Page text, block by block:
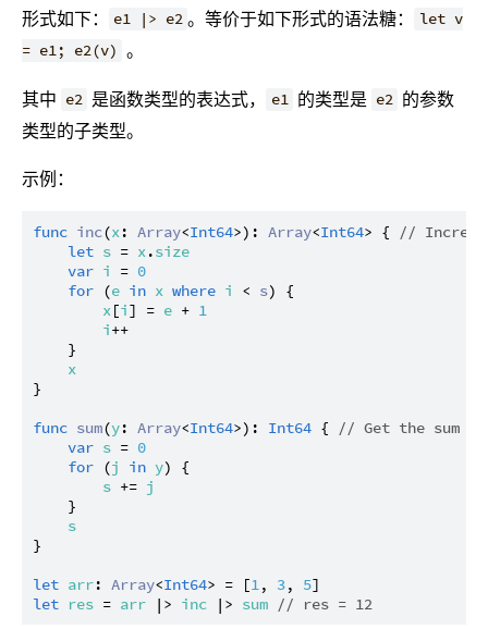
形式如下：
e1 |> e2 。等价于如下形式的语法糖：
let v
= e1; e2(v) 。
其中 e2 是函数类型的表达式， e1 的类型是 e2 的参数
类型的子类型。
示例：
func inc(x: Array<Int64>): Array<Int64> {
//
let s = x.size
var i = 0
for (e in x where i < s) {
x[i] = e + 1
i++
    }
x
}
func sum(y: Array<Int64>): Int64 {
// Get the sum
var s = 0
for (j in y) {
s += j
    }
s
}
let arr: Array<Int64> = [1, 3, 5
let res = arr |> inc |> sum // res = 12